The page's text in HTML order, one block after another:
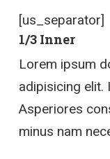
[us_separator]
1/3 Inner
Lorem ipsum
adipisicing elit.
Asperiores
minus nam